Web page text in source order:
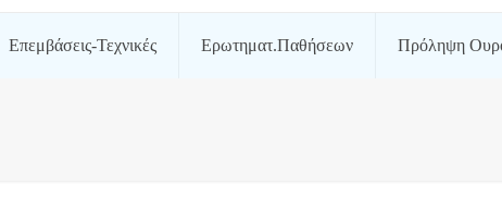
Επεμβάσεις-Τεχνικές Ερωτηματ.Παθήσεων Πρόληψη